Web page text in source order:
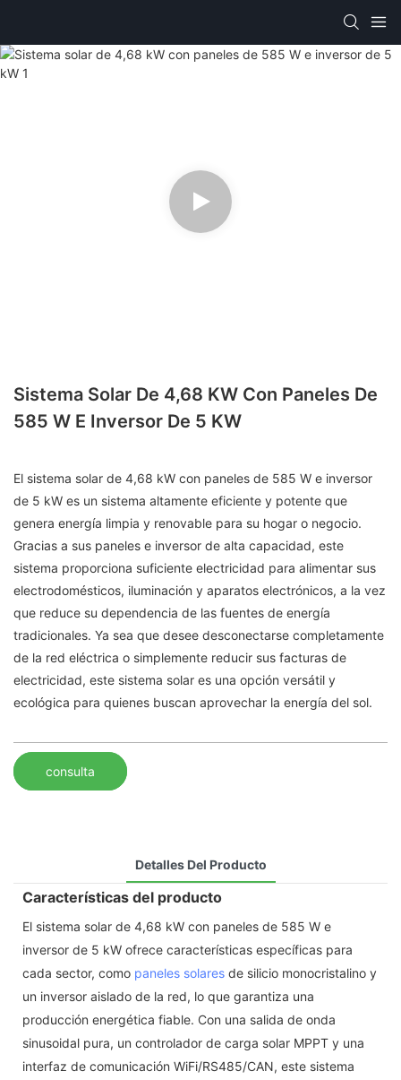
Sistema Solar De 4,68 KW Con Paneles De
585 W E Inversor De 5 KW
El sistema solar de 4,68 kW con paneles de 585 W e inversor
de 5 kW es un sistema altamente eficiente y potente que
genera energía limpia y renovable para su hogar o negocio.
Gracias a sus paneles e inversor de alta capacidad, este
sistema proporciona suficiente electricidad para alimentar sus
electrodomésticos, iluminación y aparatos electrónicos, a la vez
que reduce su dependencia de las fuentes de energía
tradicionales. Ya sea que desee desconectarse completamente
de la red eléctrica o simplemente reducir sus facturas de
electricidad, este sistema solar es una opción versátil y
ecológica para quienes buscan aprovechar la energía del sol.
consulta
Detalles Del Producto
Características del producto
El sistema solar de 4,68 kW con paneles de 585 W e
inversor de 5 kW ofrece características específicas para
cada sector, como paneles solares de silicio monocristalino y
un inversor aislado de la red, lo que garantiza una
producción energética fiable. Con una salida de onda
sinusoidal pura, un controlador de carga solar MPPT y una
interfaz de comunicación WiFi/RS485/CAN, este sistema